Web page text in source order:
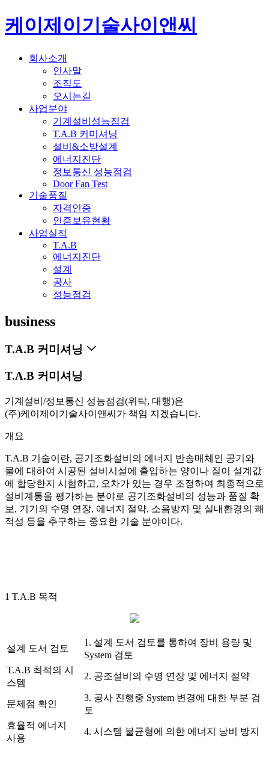
케이제이기술사이앤씨
회사소개
인사말
조직도
오시는길
사업분야
기계설비성능점검
T.A.B 커미셔닝
설비&소방설계
에너지진단
정보통신 성능점검
Door Fan Test
기술품질
자격인증
인증보유현황
사업실적
T.A.B
에너지진단
설계
공사
성능점검
business
T.A.B 커미셔닝
T.A.B 커미셔닝
기계설비/정보통신 성능점검(위탁, 대행)은
(주)케이제이기술사이앤씨가 책임 지겠습니다.
개요
T.A.B 기술이란, 공기조화설비의 에너지 반송매체인 공기와
물에 대하여 시공된 설비시설에 출입하는 양이나 질이 설계값
에 합당한지 시험하고, 오차가 있는 경우 조정하여 최종적으로
설비계통을 평가하는 분야로 공기조화설비의 성능과 품질 확
보, 기기의 수명 연장, 에너지 절약, 소음방지 및 실내환경의 쾌
적성 등을 추구하는 중요한 기술 분야이다.
1 T.A.B 목적
설계 도서 검토
1. 설계 도서 검토를 통하여 장비 용량 및
System 검토
T.A.B 최적의 시
스템
2. 공조설비의 수명 연장 및 에너지 절약
문제점 확인
3. 공사 진행중 System 변경에 대한 부분 검
토
효율적 에너지
사용
4. 시스템 불균형에 의한 에너지 낭비 방지